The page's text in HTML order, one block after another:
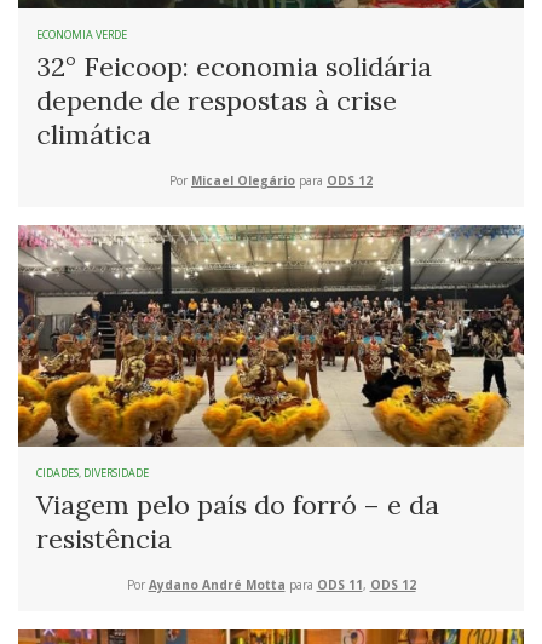
ECONOMIA VERDE
32° Feicoop: economia solidária
depende de respostas à crise
climática
Por Micael Olegário para ODS 12
CIDADES, DIVERSIDADE
Viagem pelo país do forró – e da
resistência
Por Aydano André Motta para ODS 11, ODS 12